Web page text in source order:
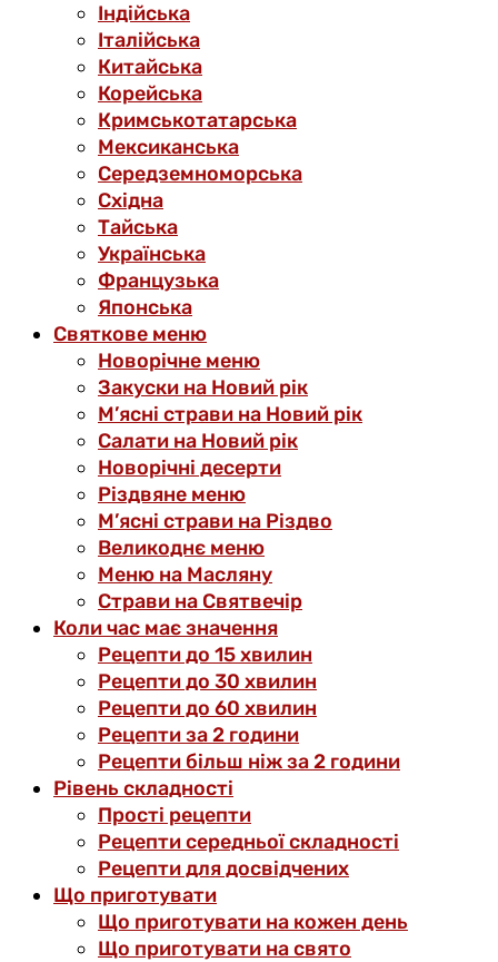
Індійська
Італійська
Китайська
Корейська
Кримськотатарська
Мексиканська
Середземноморська
Східна
Тайська
Українська
Французька
Японська
Святкове меню
Новорічне меню
Закуски на Новий рік
М’ясні страви на Новий рік
Салати на Новий рік
Новорічні десерти
Різдвяне меню
М’ясні страви на Різдво
Великоднє меню
Меню на Масляну
Страви на Святвечір
Коли час має значення
Рецепти до 15 хвилин
Рецепти до 30 хвилин
Рецепти до 60 хвилин
Рецепти за 2 години
Рецепти більш ніж за 2 години
Рівень складності
Прості рецепти
Рецепти середньої складності
Рецепти для досвідчених
Що приготувати
Що приготувати на кожен день
Що приготувати на свято